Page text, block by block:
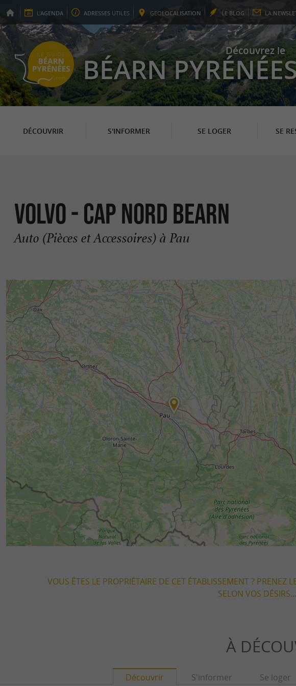
L'AGENDA ADRESSES UTILES GEOLOCALISATION LE BLOG LA
Découvrez le
BÉARN
DÉCOUVRIR S'INFORMER SE LOGER SE
Volvo - Cap Nord Bearn
Auto (Pièces et Accessoires) à Pau
VOUS ÊTES LE PROPRIÉTAIRE DE CET ÉTABLISSEMENT ? PRENEZ
SELON VOS DÉSIRS...
À
Découvrir S'informer Se loger